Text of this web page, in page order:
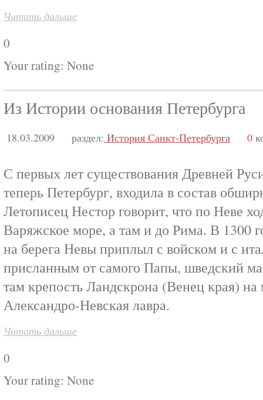
Читать дальше
0
Your rating: None
Из Истории основания Петербурга
18.03.2009 раздел: История Санкт-Петербурга 0
С первых лет существования Древней
теперь Петербург, входила в состав
Летописец Нестор говорит, что по Неве
Варяжское море, а там и до Рима. В 1300
на берега Невы приплыл с войском и с
присланным от самого Папы, шведский
там крепость Ландскрона (Венец края) на
Александро-Невская лавра.
Читать дальше
0
Your rating: None